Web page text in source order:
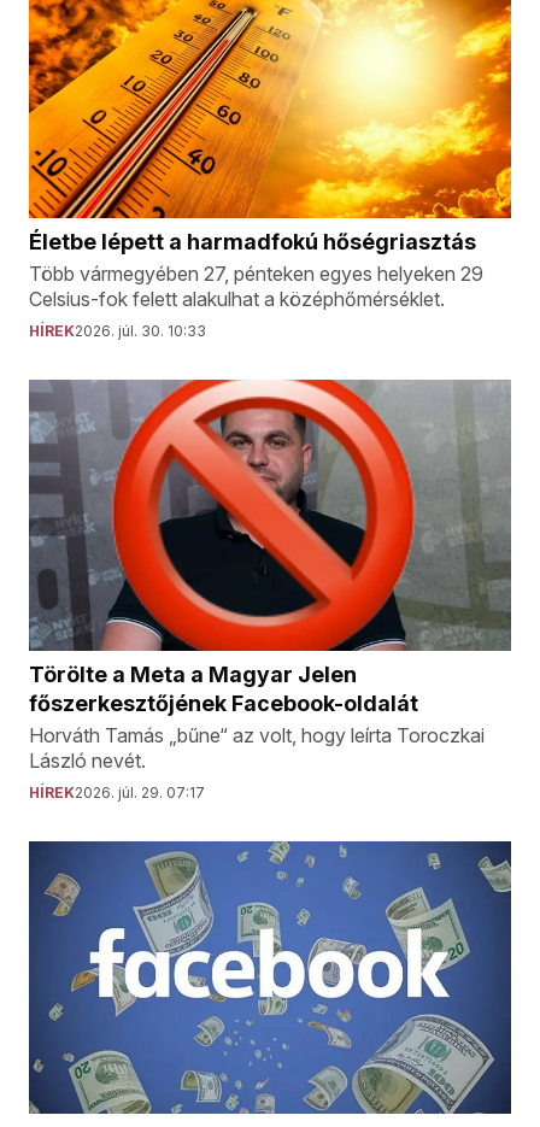
Életbe lépett a harmadfokú hőségriasztás
Több vármegyében 27, pénteken egyes helyeken 29
Celsius-fok felett alakulhat a középhőmérséklet.
HÍREK2026. júl. 30. 10:33
Törölte a Meta a Magyar Jelen
főszerkesztőjének Facebook-oldalát
Horváth Tamás „bűne“ az volt, hogy leírta Toroczkai
László nevét.
HÍREK2026. júl. 29. 07:17